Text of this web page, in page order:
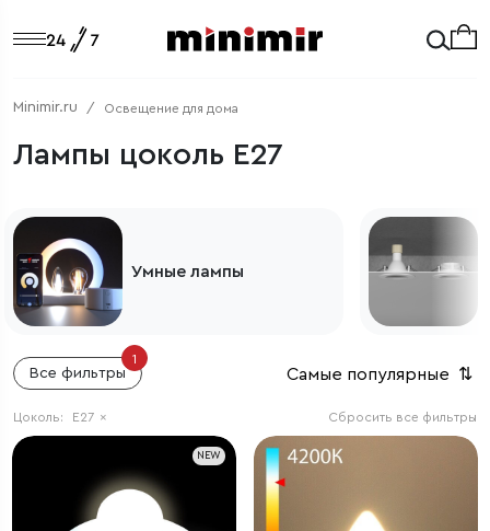
Minimir.ru Освещение для дома
Лампы цоколь E27
Светодиодные модули
Все фильтры
1
Самые популярные ⇅
Сбросить все фильтры
Цоколь: E27 ×
NEW